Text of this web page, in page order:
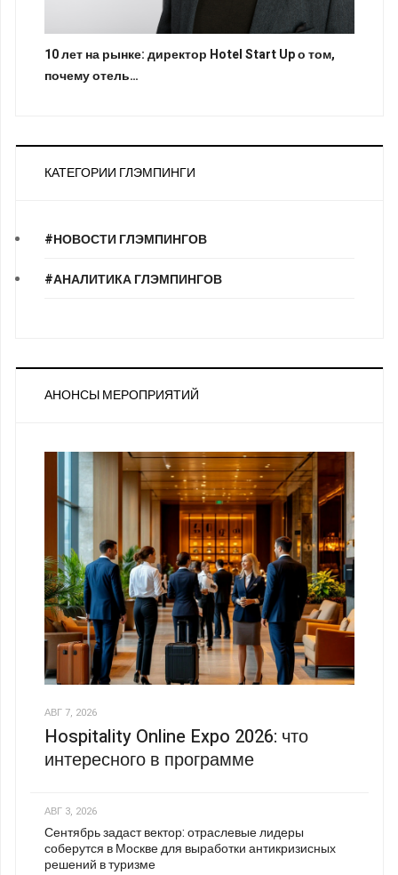
10 лет на рынке: директор Hotel Start Up о том,
почему отель…
КАТЕГОРИИ ГЛЭМПИНГИ
#НОВОСТИ ГЛЭМПИНГОВ
#АНАЛИТИКА ГЛЭМПИНГОВ
АНОНСЫ МЕРОПРИЯТИЙ
АВГ 7, 2026
Hospitality Online Expo 2026: что
интересного в программе
АВГ 3, 2026
Сентябрь задаст вектор: отраслевые лидеры
соберутся в Москве для выработки антикризисных
решений в туризме